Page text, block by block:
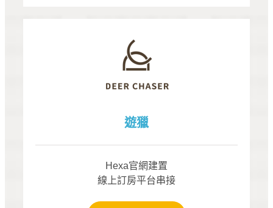
遊獵
Hexa官網建置
線上訂房平台串接